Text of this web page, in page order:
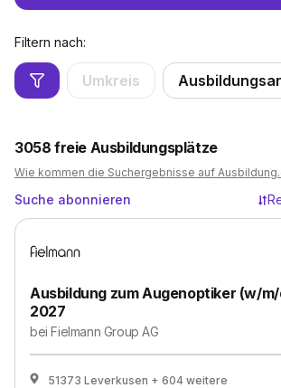
Filtern nach:
Umkreis
3058 freie Ausbildungsplätze
Wie kommen die Suchergebnisse auf
Suche abonnieren
Ausbildung zum Augenoptiker (w/
2027
beiFielmann Group AG
51373 Leverkusen + 604 weitere